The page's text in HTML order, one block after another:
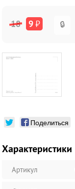
18 9₽ 🔒
Поделиться
Характеристики
Артикул